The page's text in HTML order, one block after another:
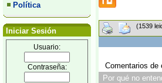
Política
Iniciar Sesión
Usuario:
Contraseña:
(1539
Comentarios de
Por qué no